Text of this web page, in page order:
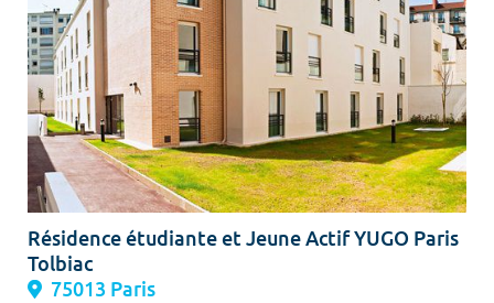
Résidence étudiante et Jeune Actif YUGO Paris
Tolbiac
75013 Paris